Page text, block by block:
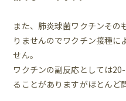
また、肺炎球菌ワクチンその
りませんのでワクチン接種に
せん。
ワクチンの副反応としては
ることがありますがほとんど